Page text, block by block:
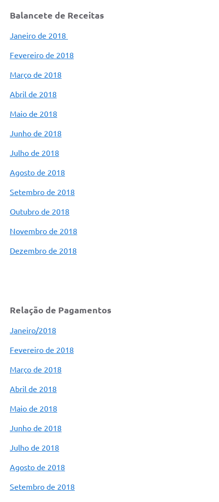
REMUME
Orientações COVID-19
Contratos
Carta de Serviços
Legislação
Editais
Legislação para Concurso
Sic
Transparência dos recursos municipais empregado no
Lei Aldir Blanc
PNAB - CICLO 2
Prestação de Contas Secretária de Saúde
Balancete de Receitas
Janeiro de 2018
Fevereiro de 2018
Março de 2018
Abril de 2018
Maio de 2018
Junho de 2018
Julho de 2018
Agosto de 2018
Setembro de 2018
Outubro de 2018
Novembro de 2018
Dezembro de 2018
Relação de Pagamentos
Janeiro/2018
Fevereiro de 2018
Março de 2018
Abril de 2018
Maio de 2018
Junho de 2018
Julho de 2018
Agosto de 2018
Setembro de 2018